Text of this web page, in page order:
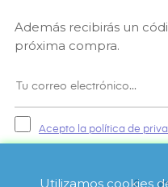
Además recibirás un
próxima compra.
Acepto la política de
Utilizamos cookies